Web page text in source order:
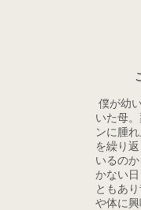
僕が幼
いた母
ンに腫
を繰り
いるの
かない
ともあ
や体に興